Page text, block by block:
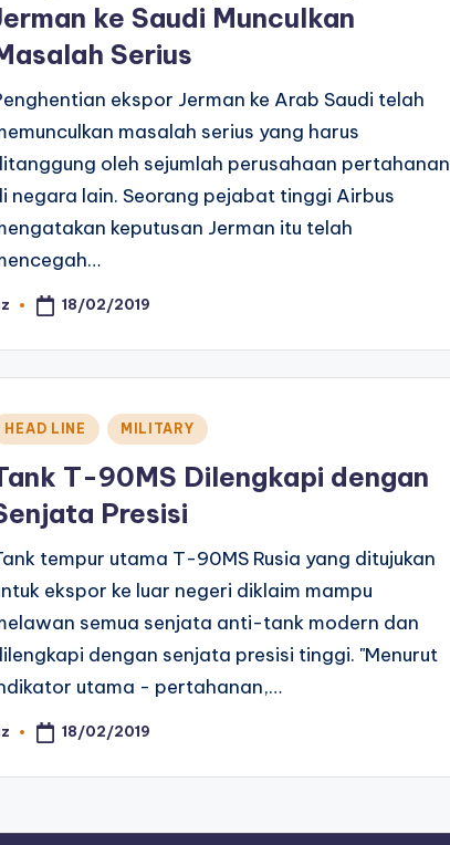
ke Saudi Munculkan
Serius
ekspor Jerman ke Arab Saudi telah
masalah serius yang harus
oleh sejumlah perusahaan pertahanan
negara lain. Seorang pejabat tinggi Airbus
keputusan Jerman itu telah
18/02/2019
HEAD LINE MILITARY
T-90MS Dilengkapi dengan
Presisi
tempur utama T-90MS Rusia yang ditujukan
ekspor ke luar negeri diklaim mampu
semua senjata anti-tank modern dan
dengan senjata presisi tinggi. "Menurut
utama - pertahanan,…
18/02/2019